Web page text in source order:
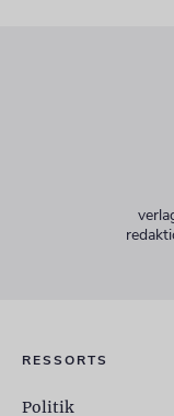
RESSORTS
Politik